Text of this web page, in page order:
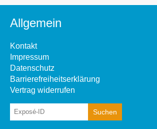
Allgemein
Kontakt
Impressum
Datenschutz
Barrierefreiheitserklärung
Vertrag widerrufen